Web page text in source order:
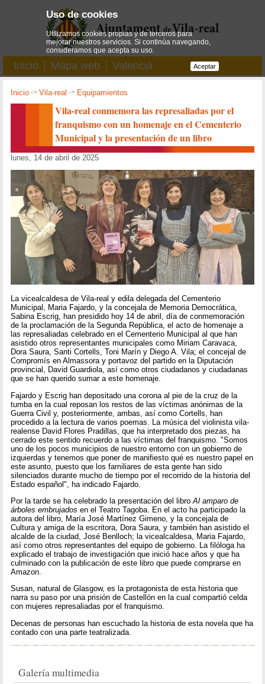
Inicio Mapa web Valencià
Inicio ->Vila-real -> Equipamientos
Vila-real conmemora las represaliadas por el
franquismo con un homenaje en el Cementerio
Municipal y la presentación de un libro
lunes, 14 de abril de 2025
La vicealcaldesa de Vila-real y edila delegada del Cementerio
Municipal, Maria Fajardo, y la concejala de Memoria Democrática,
Sabina Escrig, han presidido hoy 14 de abril, día de conmemoración
de la proclamación de la Segunda República, el acto de homenaje a
las represaliadas celebrado en el Cementerio Municipal al que han
asistido otros representantes municipales como Miriam Caravaca,
Dora Saura, Santi Cortells, Toni Marín y Diego A. Vila; el concejal de
Compromís en Almassora y portavoz del partido en la Diputación
provincial, David Guardiola, así como otros ciudadanos y ciudadanas
que se han querido sumar a este homenaje.
Fajardo y Escrig han depositado una corona al pie de la cruz de la
tumba en la cual reposan los restos de las víctimas anónimas de la
Guerra Civil y, posteriormente, ambas, así como Cortells, han
procedido a la lectura de varios poemas. La música del violinista vila-
realense David Flores Pradillas, que ha interpretado dos piezas, ha
cerrado este sentido recuerdo a las víctimas del franquismo. "Somos
uno de los pocos municipios de nuestro entorno con un gobierno de
izquierdas y tenemos que poner de manifiesto qué es nuestro papel en
este asunto, puesto que los familiares de esta gente han sido
silenciados durante mucho de tiempo por el recorrido de la historia del
Estado español", ha indicado Fajardo.
Por la tarde se ha celebrado la presentación del libroAl amparo de
árboles embrujados en el Teatro Tagoba. En el acto ha participado la
autora del libro, María José Martínez Gimeno, y la concejala de
Cultura y amiga de la escritora, Dora Saura, y también han asistido el
alcalde de la ciudad, José Benlloch; la vicealcaldesa, Maria Fajardo,
así como otros representantes del equipo de gobierno. La filóloga ha
explicado el trabajo de investigación que inició hace años y que ha
culminado con la publicación de este libro que puede comprarse en
Amazon.
Susan, natural de Glasgow, es la protagonista de esta historia que
narra su paso por una prisión de Castellón en la cual compartió celda
con mujeres represaliadas por el franquismo.
Decenas de personas han escuchado la historia de esta novela que ha
contado con una parte teatralizada.
Galería multimedia
Uso de cookies
Utilizamos cookies propias y de terceros para
mejorar nuestros servicios. Si continúa navegando,
consideramos que acepta su uso.
Aceptar